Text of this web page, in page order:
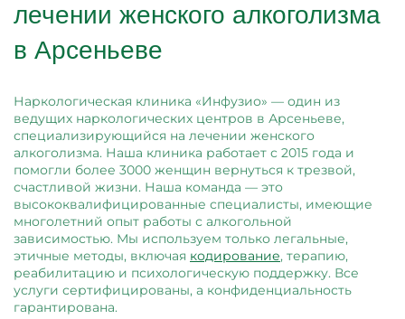
лечении женского алкоголизма
в Арсеньеве
Наркологическая клиника «Инфузио» — один из
ведущих наркологических центров в Арсеньеве,
специализирующийся на лечении женского
алкоголизма. Наша клиника работает с 2015 года и
помогли более 3000 женщин вернуться к трезвой,
счастливой жизни. Наша команда — это
высококвалифицированные специалисты, имеющие
многолетний опыт работы с алкогольной
зависимостью. Мы используем только легальные,
этичные методы, включая кодирование, терапию,
реабилитацию и психологическую поддержку. Все
услуги сертифицированы, а конфиденциальность
гарантирована.